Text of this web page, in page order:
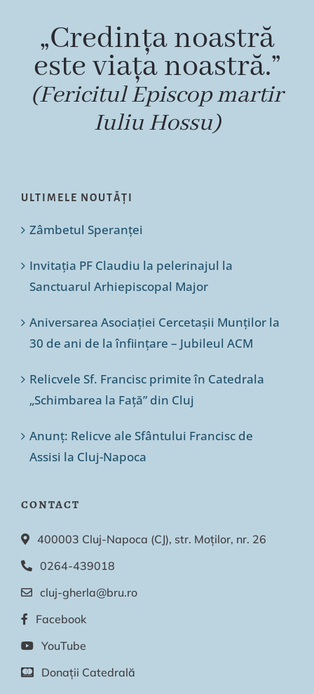
„Credința noastră
este viața noastră.”
(Fericitul Episcop martir
Iuliu Hossu)
ULTIMELE NOUTĂȚI
Zâmbetul Speranței
Invitația PF Claudiu la pelerinajul la
Sanctuarul Arhiepiscopal Major
Aniversarea Asociației Cercetașii Munților la
30 de ani de la înființare – Jubileul ACM
Relicvele Sf. Francisc primite în Catedrala
„Schimbarea la Față” din Cluj
Anunț: Relicve ale Sfântului Francisc de
Assisi la Cluj-Napoca
CONTACT
400003 Cluj-Napoca (CJ), str. Moților, nr. 26
0264-439018
cluj-gherla@bru.ro
Facebook
YouTube
Donații Catedrală